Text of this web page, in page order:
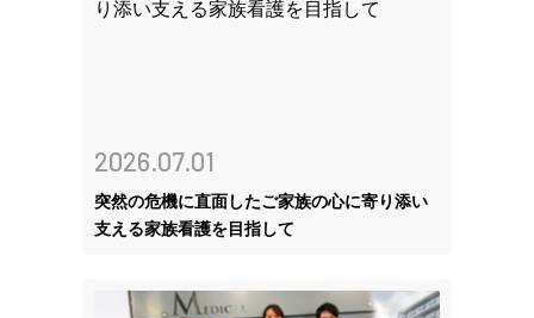
2026.07.01
突然の危機に直面したご家族の心に寄り添い
支える家族看護を目指して